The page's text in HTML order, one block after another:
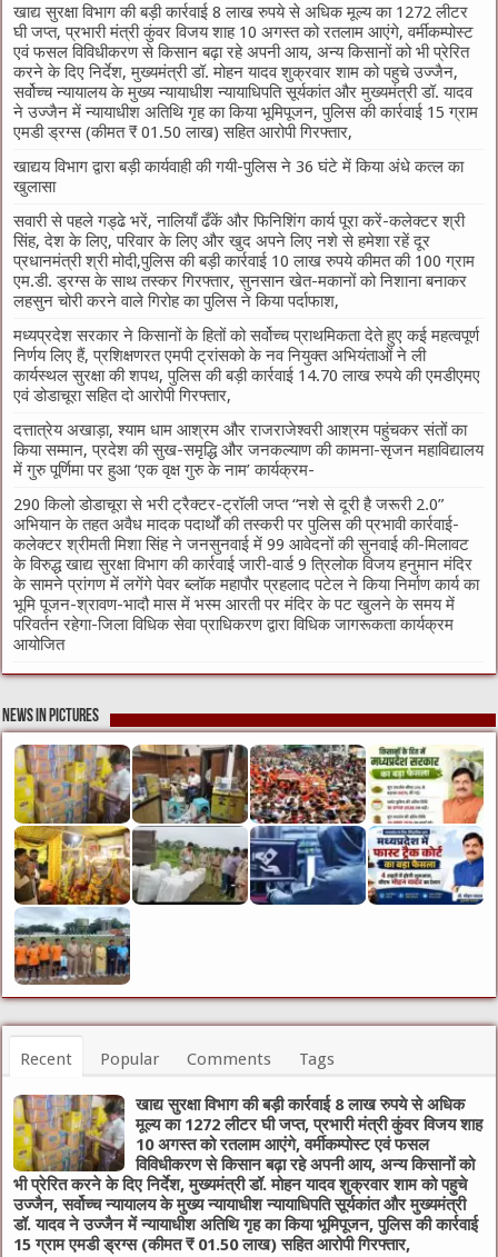
खाद्य सुरक्षा विभाग की बड़ी कार्रवाई 8 लाख रुपये से अधिक मूल्य का 1272 लीटर
घी जप्त, प्रभारी मंत्री कुंवर विजय शाह 10 अगस्त को रतलाम आएंगे, वर्मीकम्पोस्ट
एवं फसल विविधीकरण से किसान बढ़ा रहे अपनी आय, अन्य किसानों को भी प्रेरित
करने के दिए निर्देश, मुख्यमंत्री डॉ. मोहन यादव शुक्रवार शाम को पहुचे उज्जैन,
सर्वोच्च न्यायालय के मुख्‍य न्‍यायाधीश न्यायाधिपति सूर्यकांत और मुख्यमंत्री डॉ. यादव
ने उज्जैन में न्यायाधीश अतिथि गृह का किया भूमिपूजन, पुलिस की कार्रवाई 15 ग्राम
एमडी ड्रग्स (कीमत ₹ 01.50 लाख) सहित आरोपी गिरफ्तार,
खाद्यय विभाग द्वारा बड़ी कार्यवाही की गयी-पुलिस ने 36 घंटे में किया अंधे कत्ल का
खुलासा
सवारी से पहले गड्ढे भरें, नालियाँ ढँकें और फिनिशिंग कार्य पूरा करें-कलेक्टर श्री
सिंह, देश के लिए, परिवार के लिए और खुद अपने लिए नशे से हमेशा रहें दूर
प्रधानमंत्री श्री मोदी,पुलिस की बड़ी कार्रवाई 10 लाख रुपये कीमत की 100 ग्राम
एम.डी. ड्रग्स के साथ तस्कर गिरफ्तार, सुनसान खेत-मकानों को निशाना बनाकर
लहसुन चोरी करने वाले गिरोह का पुलिस ने किया पर्दाफाश,
मध्यप्रदेश सरकार ने किसानों के हितों को सर्वोच्च प्राथमिकता देते हुए कई महत्वपूर्ण
निर्णय लिए हैं, प्रशिक्षणरत एमपी ट्रांसको के नव नियुक्त अभियंताओं ने ली
कार्यस्थल सुरक्षा की शपथ, पुलिस की बड़ी कार्रवाई 14.70 लाख रुपये की एमडीएमए
एवं डोडाचूरा सहित दो आरोपी गिरफ्तार,
दत्तात्रेय अखाड़ा, श्याम धाम आश्रम और राजराजेश्वरी आश्रम पहुंचकर संतों का
किया सम्मान, प्रदेश की सुख-समृद्धि और जनकल्याण की कामना-सृजन महाविद्यालय
में गुरु पूर्णिमा पर हुआ ‘एक वृक्ष गुरु के नाम’ कार्यक्रम-
290 किलो डोडाचूरा से भरी ट्रैक्टर-ट्रॉली जप्त “नशे से दूरी है जरूरी 2.0”
अभियान के तहत अवैध मादक पदार्थों की तस्करी पर पुलिस की प्रभावी कार्रवाई-
कलेक्टर श्रीमती मिशा सिंह ने जनसुनवाई में 99 आवेदनों की सुनवाई की-मिलावट
के विरुद्ध खाद्य सुरक्षा विभाग की कार्रवाई जारी-वार्ड 9 त्रिलोक विजय हनुमान मंदिर
के सामने प्रांगण में लगेंगे पेवर ब्लॉक महापौर प्रहलाद पटेल ने किया निर्माण कार्य का
भूमि पूजन-श्रावण-भादौ मास में भस्म आरती पर मंदिर के पट खुलने के समय में
परिवर्तन रहेगा-जिला विधिक सेवा प्राधिकरण द्वारा विधिक जागरूकता कार्यक्रम
आयोजित
News in Pictures
Recent Popular Comments Tags
खाद्य सुरक्षा विभाग की बड़ी कार्रवाई 8 लाख रुपये से अधिक
मूल्य का 1272 लीटर घी जप्त, प्रभारी मंत्री कुंवर विजय शाह
10 अगस्त को रतलाम आएंगे, वर्मीकम्पोस्ट एवं फसल
विविधीकरण से किसान बढ़ा रहे अपनी आय, अन्य किसानों को
भी प्रेरित करने के दिए निर्देश, मुख्यमंत्री डॉ. मोहन यादव शुक्रवार शाम को पहुचे
उज्जैन, सर्वोच्च न्यायालय के मुख्‍य न्‍यायाधीश न्यायाधिपति सूर्यकांत और मुख्यमंत्री
डॉ. यादव ने उज्जैन में न्यायाधीश अतिथि गृह का किया भूमिपूजन, पुलिस की कार्रवाई
15 ग्राम एमडी ड्रग्स (कीमत ₹ 01.50 लाख) सहित आरोपी गिरफ्तार,